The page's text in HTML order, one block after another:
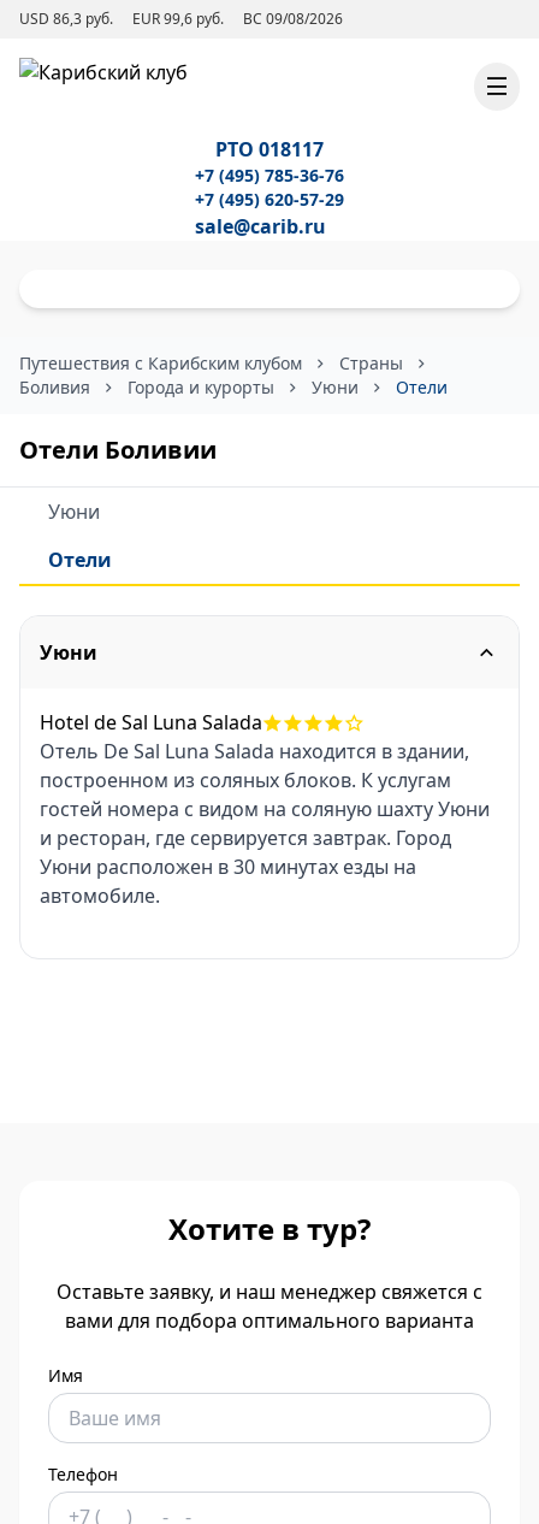
USD 86,3 руб. EUR 99,6 руб. ВС 09/08/2026
РТО 018117
+7 (495) 785-36-76
+7 (495) 620-57-29
sale@carib.ru
Путешествия с Карибским клубом
Страны
Боливия
Города и курорты Уюни Отели
Отели Боливии
Уюни
Отели
Уюни
Hotel de Sal Luna Salada
Отель De Sal Luna Salada находится в здании,
построенном из соляных блоков. К услугам
гостей номера с видом на соляную шахту Уюни
и ресторан, где сервируется завтрак. Город
Уюни расположен в 30 минутах езды на
автомобиле.
Хотите в тур?
Оставьте заявку, и наш менеджер свяжется с
вами для подбора оптимального варианта
Имя
Телефон